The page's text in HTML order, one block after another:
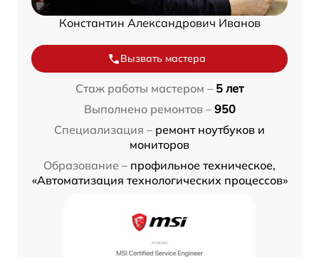
Константин Александрович Иванов
Вызвать мастера
Стаж работы мастером – 5 лет
Выполнено ремонтов – 950
Специализация – ремонт ноутбуков и
мониторов
Образование – профильное техническое,
«Автоматизация технологических процессов»